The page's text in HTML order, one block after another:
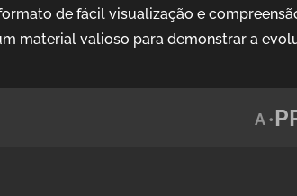
de fácil visualização e
material valioso para demonstrar a
A •